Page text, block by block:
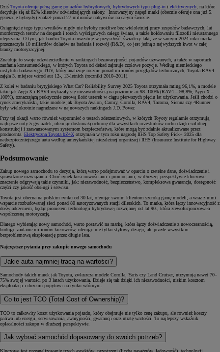
Dziś Toyota oferuje pełną gamę pojazdów hybrydowych hybrydowych typu plug-in i elektrycznych , na które
decyduje się aż 82% klientów odwiedzających salony. Innowacyjny napęd marki (obecnie oferuje ona już 5.
generację hybrydy) znalazł ponad 27 milionów nabywców na całym świecie.
Osiągnięcie tego typu wyników nigdy nie byłoby możliwe bez wieloletniej pracy zespołów badawczych, lat
morderczych testów na drogach i torach wyścigowych całego świata, a także hołdowaniu filozofii nieustannego
ulepszania. O tym, jak bardzo Toyota inwestuje w przyszłość, świadczy fakt, że w samym 2024 roku marka
przeznaczyła 10 miliardów dolarów na badania i rozwój (R&D), co jest jedną z najwyższych kwot w całej
branży motoryzacyjnej.
Znajduje to swoje odzwierciedlenie w rankingach bezawaryjności pojazdów używanych, a także w raportach
zaufania konsumenckiego, w których Toyota od dekad zajmuje czołowe pozycje. Według niemieckiego
instytutu badawczego TÜV, który analizuje rocznie ponad milionów przeglądów technicznych, Toyota RAV4
zajęła 3. miejsce wśród aut 12-, 13-letnich (roczniki 2010–2011).
Z kolei w badaniu brytyjskiego What Car? Reliability Survey 2025 Toyota otrzymała rating 96,1%, a modele
takie jak Aygo X i RAV4 wykazały się niezawodnością na poziomie aż 98–100% (RAV4 – 98,8%; Aygo X –
100%), oznaczającą praktycznie zerową ilość usterek w ciągu pierwszych pięciu lat użytkowania. Jeśli chodzi o
rynek amerykański, takie modele jak Toyota Avalon, Camry, Corolla, RAV4, Tacoma, Sienna czy 4Runner
były wielokrotnie nagradzane w najnowszych rankingach J.D. Power.
Przy tej okazji warto również wspomnieć o testach zderzeniowych, w których Toyoty regularnie otrzymują
najlepsze noty 5 gwiazdek, oferując doskonałą ochronę dla wszystkich uczestników ruchu dzięki solidnej
konstrukcji i zaawansowanym systemom bezpieczeństwa, które mogą być zdalnie aktualizowane przez
producenta. Elektryczna Toyota bZ4X otrzymała w tym roku nagrodę IIHS Top Safety Pick+ 2025 dla
najbezpieczniejszego auta według amerykańskiej niezależnej organizacji IIHS (Insurance Institute for Highway
Safety).
Podsumowanie
Zakup nowego samochodu to decyzja, którą warto podejmować w oparciu o rzetelne dane, doświadczenie i
sprawdzone rozwiązania. Choć rynek kusi nowościami i promocjami, w dłuższej perspektywie kluczowe
znaczenie odgrywają takie czynniki, jak: niezawodność, bezpieczeństwo, kompleksowa gwarancja, dostępność
części czy jakość obsługi i serwisu.
Toyota jest obecna na polskim rynku od 30 lat, oferując swoim klientom szeroką gamę modeli, a wraz z nimi
wsparcie rozbudowanej sieci ponad 80 autoryzowanych stacji dilerskich. To marka, która łączy innowacyjność z
doświadczeniem, będąc pionierem technologii hybrydowej rozwijanej od lat 90., która zrewolucjonizowała
współczesną motoryzację.
Dlatego wybierając nowy samochód, warto postawić na markę, która łączy doświadczenie z nowoczesnością,
budując zaufanie milionów kierowców, oferując nie tylko stylowy design, ale przede wszystkim
bezproblemową eksploatację przez długie lata.
Najczęstsze pytania przy zakupie nowego samochodu
Jakie auta najmniej tracą na wartości?
Samochody takich marek jak Toyota, zwłaszcza modele Corolla, Yaris czy Land Cruiser, utrzymują nawet 70–
75% swojej wartości po 3 latach użytkowania. Dzieje się tak dzięki ich niezawodności, niskim kosztom
eksploatacji i dużemu popytowi na rynku wtórnym.
Co to jest TCO (Total Cost of Ownership)?
TCO to całkowity koszt użytkowania pojazdu, który obejmuje nie tylko cenę zakupu, ale również koszty
paliwa lub energii, serwisowania, awaryjności, gwarancji oraz utratę wartości. To najlepszy wskaźnik
opłacalności zakupu w dłuższej perspektywie.
Jak wybrać samochód dopasowany do swoich potrzeb?
Kluczowe jest przeanalizowanie trzech aspektów: przestrzeni (liczba pasażerów, ładowność), technologii